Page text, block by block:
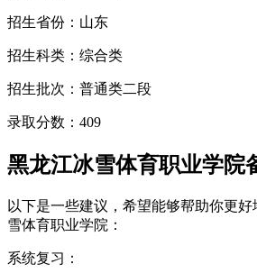
招生省份：山东
招生科类：综合类
招生批次：普通类二段
录取分数：409
黑龙江冰雪体育职业学院
以下是一些建议，希望能够帮助你更
雪体育职业学院：
系统复习：